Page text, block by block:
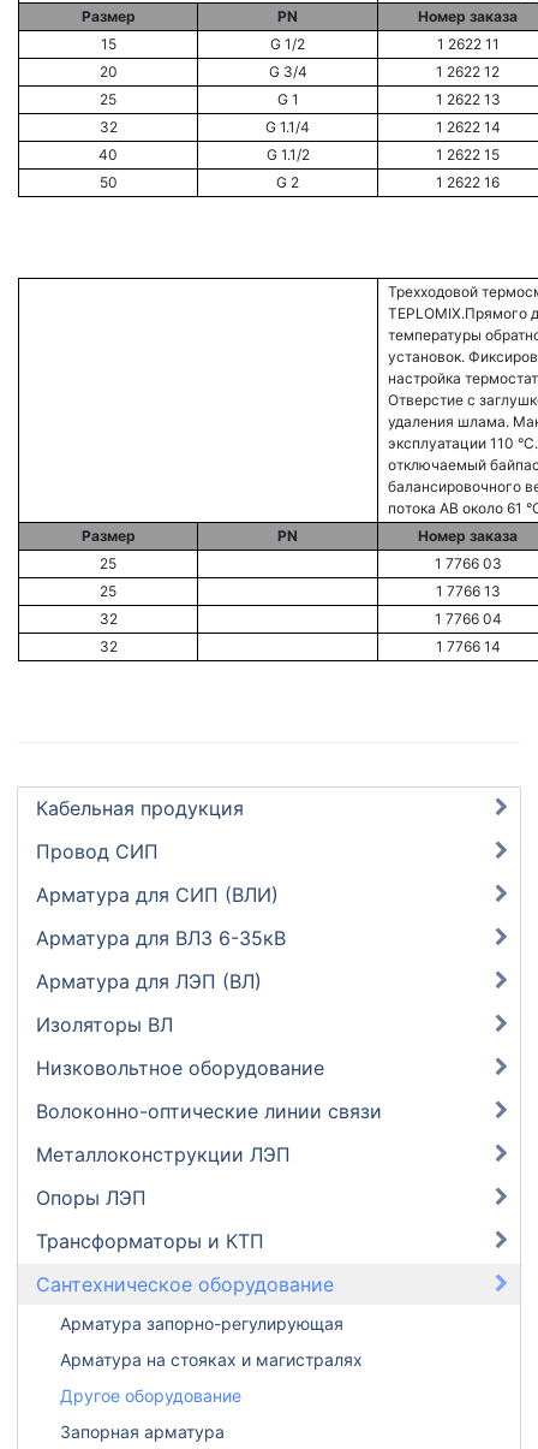
Кабельная продукция
Провод СИП
Арматура для СИП (ВЛИ)
Арматура для ВЛЗ 6-35кВ
Арматура для ЛЭП (ВЛ)
Изоляторы ВЛ
Низковольтное оборудование
Волоконно-оптические линии связи
Металлоконструкции ЛЭП
Опоры ЛЭП
Трансформаторы и КТП
Сантехническое оборудование
Арматура запорно-регулирующая
Арматура на стояках и магистралях
Другое оборудование
Запорная арматура
Размер
PN
Номер заказа
15
G 1/2
1 2622 11
20
G 3/4
1 2622 12
25
G 1
1 2622 13
32
G 1.1/4
1 2622 14
40
G 1.1/2
1 2622 15
50
G 2 1 2622 16
Трехходовой
TEPLOMIX.Прямого
температуры
установок.
настройка
Отверстие с
удаления шлама.
эксплуатации 110
отключаемый
балансировочного
потока АВ около 61
Размер
PN
Номер заказа
25
1 7766 03
25
1 7766 13
32
1 7766 04
32
1 7766 14